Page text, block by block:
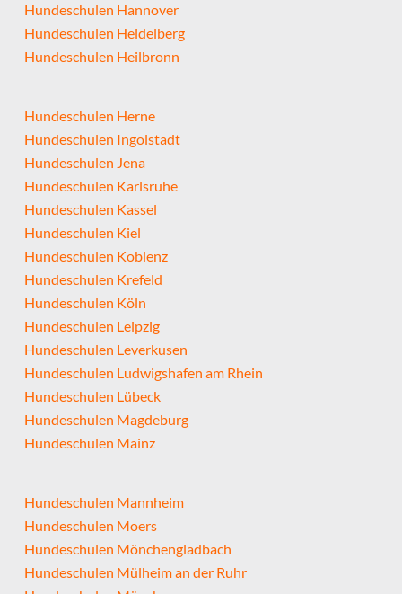
Hundeschulen Hannover
Hundeschulen Heidelberg
Hundeschulen Heilbronn
Hundeschulen Herne
Hundeschulen Ingolstadt
Hundeschulen Jena
Hundeschulen Karlsruhe
Hundeschulen Kassel
Hundeschulen Kiel
Hundeschulen Koblenz
Hundeschulen Krefeld
Hundeschulen Köln
Hundeschulen Leipzig
Hundeschulen Leverkusen
Hundeschulen Ludwigshafen am Rhein
Hundeschulen Lübeck
Hundeschulen Magdeburg
Hundeschulen Mainz
Hundeschulen Mannheim
Hundeschulen Moers
Hundeschulen Mönchengladbach
Hundeschulen Mülheim an der Ruhr